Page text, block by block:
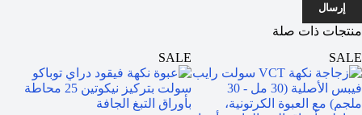
إرسال
منتجات ذات صلة
SALE
SALE